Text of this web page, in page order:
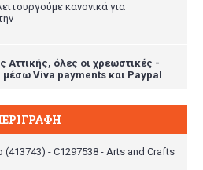
κανονικά για
Αττικής, όλες οι χρεωστικές -
μέσω Viva payments και Paypal
- C1297538 - Arts and Crafts